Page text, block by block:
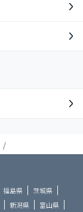
/
福島県
茨城県
新潟県 富山県